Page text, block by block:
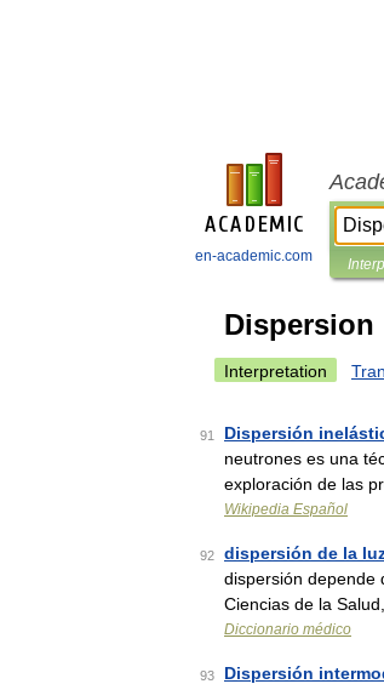
en-academic.com
Dispersion
Interpretation
91 Dispersión
neutrones es una
exploración de las
Wikipedia Español
92 dispersión de la
dispersión depende
Ciencias de la
Diccionario médico
93 Dispersión